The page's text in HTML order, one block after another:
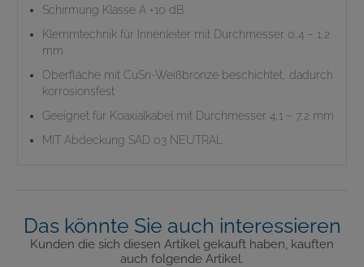
Schirmung Klasse A +10 dB
Klemmtechnik für Innenleiter mit Durchmesser 0,4 – 1,2
mm
Oberfläche mit CuSn-Weißbronze beschichtet, dadurch
korrosionsfest
Geeignet für Koaxialkabel mit Durchmesser 4,1 – 7,2 mm
MIT Abdeckung SAD 03 NEUTRAL
Das könnte Sie auch interessieren
Kunden die sich diesen Artikel gekauft haben, kauften
auch folgende Artikel.